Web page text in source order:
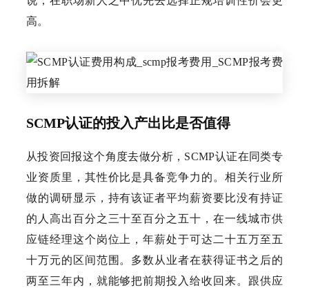
高。
SCMP认证的投入产出比是否值得
从投资回报这个角度去做分析，SCMP认证在同类专
业资质里，其性价比是具备竞争力的。相关行业所
做的调研显示，持有该证者平均薪资要比没有持证
的人高出百分之三十至百分之五十，在一线城市供
应链经理这个岗位上，年薪处于可达二十五万至五
十万元的区间范围。多数从业者在获得证书之后的
两至三年内，就能够把前期投入给收回来。跟供应